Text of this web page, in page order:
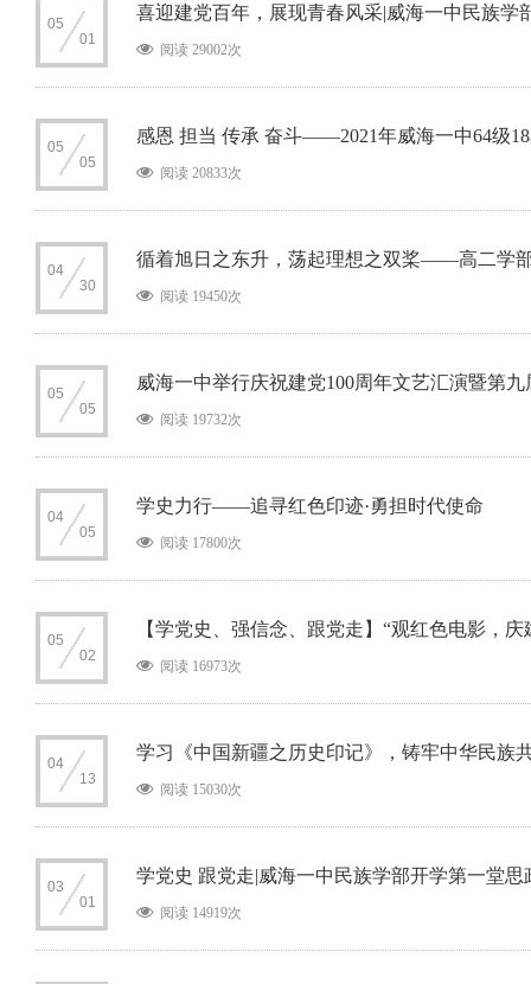
05
01
喜迎建党百年，展现青春风采|威海一中民族学
阅读 29002次
05
05
感恩 担当 传承 奋斗——2021年威海一中64级
阅读 20833次
04
30
循着旭日之东升，荡起理想之双桨——高二学
阅读 19450次
05
05
威海一中举行庆祝建党100周年文艺汇演暨第
阅读 19732次
04
05
学史力行——追寻红色印迹·勇担时代使命
阅读 17800次
05
02
【学党史、强信念、跟党走】“观红色电影，
阅读 16973次
04
13
学习《中国新疆之历史印记》，铸牢中华民族
阅读 15030次
03
01
学党史 跟党走|威海一中民族学部开学第一堂思
阅读 14919次